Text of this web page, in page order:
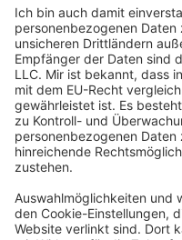
Social Media
Oft Gesucht
Rund um die Prüfung